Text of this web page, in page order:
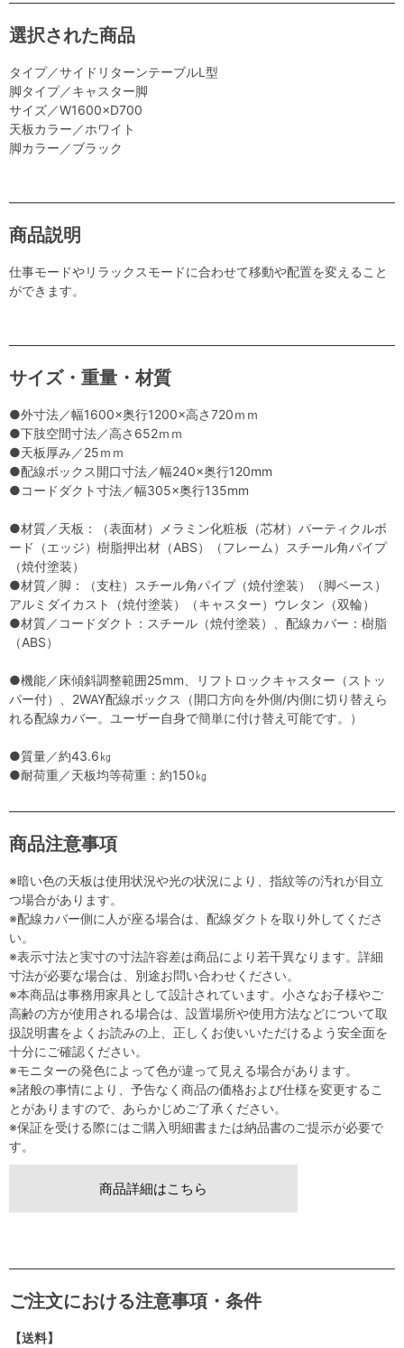
選択された商品
タイプ／サイドリターンテーブルL型
脚タイプ／キャスター脚
サイズ／W1600×D700
天板カラー／ホワイト
脚カラー／ブラック
商品説明
仕事モードやリラックスモードに合わせて移動や配置を変えること
ができます。
サイズ・重量・材質
●外寸法／幅1600×奥行1200×高さ720ｍｍ
●下肢空間寸法／高さ652ｍｍ
●天板厚み／25ｍｍ
●配線ボックス開口寸法／幅240×奥行120mm
●コードダクト寸法／幅305×奥行135mm
●材質／天板：（表面材）メラミン化粧板（芯材）パーティクルボ
ード（エッジ）樹脂押出材（ABS）（フレーム）スチール角パイプ
（焼付塗装）
●材質／脚：（支柱）スチール角パイプ（焼付塗装）（脚ベース）
アルミダイカスト（焼付塗装）（キャスター）ウレタン（双輪）
●材質／コードダクト：スチール（焼付塗装）、配線カバー：樹脂
（ABS）
●機能／床傾斜調整範囲25mm、リフトロックキャスター（ストッ
パー付）、2WAY配線ボックス（開口方向を外側/内側に切り替えら
れる配線カバー。ユーザー自身で簡単に付け替え可能です。）
●質量／約43.6㎏
●耐荷重／天板均等荷重：約150㎏
商品注意事項
※暗い色の天板は使用状況や光の状況により、指紋等の汚れが目立
つ場合があります。
※配線カバー側に人が座る場合は、配線ダクトを取り外してくださ
い。
※表示寸法と実寸の寸法許容差は商品により若干異なります。詳細
寸法が必要な場合は、別途お問い合わせください。
※本商品は事務用家具として設計されています。小さなお子様やご
高齢の方が使用される場合は、設置場所や使用方法などについて取
扱説明書をよくお読みの上、正しくお使いいただけるよう安全面を
十分にご確認ください。
※モニターの発色によって色が違って見える場合があります。
※諸般の事情により、予告なく商品の価格および仕様を変更するこ
とがありますので、あらかじめご了承ください。
※保証を受ける際にはご購入明細書または納品書のご提示が必要で
す。
商品詳細はこちら
ご注文における注意事項・条件
【送料】